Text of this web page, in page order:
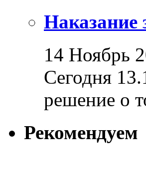
Наказание
14 Ноябрь
Сегодня
решение о
Рекомендуем